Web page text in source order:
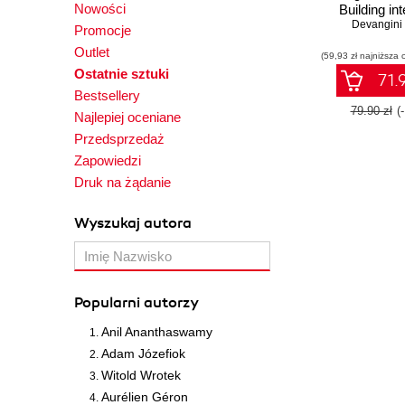
Nowości
Promocje
Outlet
Ostatnie sztuki
Bestsellery
Najlepiej oceniane
Przedsprzedaż
Zapowiedzi
Druk na żądanie
Wyszukaj autora
Popularni autorzy
Anil Ananthaswamy
Adam Józefiok
Witold Wrotek
Aurélien Géron
Building
Devangini
(59,93 zł najniższa
79.90 zł